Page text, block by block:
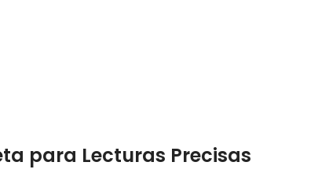
para Lecturas Precisas